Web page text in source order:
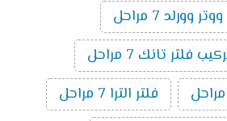
وورلد 7 مراحل
فلتر تانك 7 مراحل
فلتر الترا 7 مراحل